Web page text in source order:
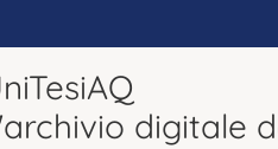
digitale